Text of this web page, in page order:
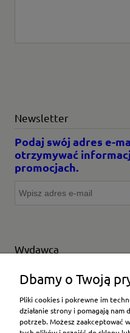
Newsletter
Podaj swój adres e-
otrzymywać
promocjach.
Wydawca
Wybierz producenta
Dbamy o Twoją
Pliki cookies i pokrewne im
działanie strony i pomagają
potrzeb. Możesz zaakceptować